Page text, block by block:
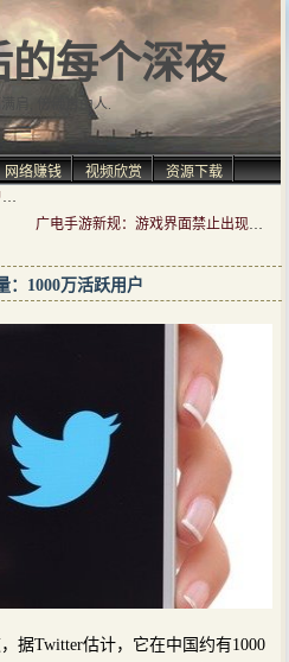
的每个深夜
肩, 仿佛自由人.
网络赚钱 视频欣赏
资源下载
网站运营怎么制作“诱饵”把目标用户“钓”上来？
广电手游新规：游戏界面禁止出现英文字母
：1000万活跃用户
据Twitter估计，它在中国约有1000